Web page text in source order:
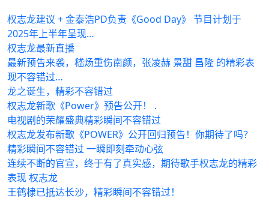
权志龙建议 + 金泰浩PD负责《Good Day》 节目计划于
2025年上半年呈现…
权志龙最新直播
最新预告来袭，嵇炀重伤南颜，张凌赫 景甜 昌隆 的精彩表
现不容错过…
龙之诞生，精彩不容错过
权志龙新歌《Power》预告公开！ .
电视剧的荣耀盛典精彩瞬间不容错过
权志龙发布新歌《POWER》公开回归预告！你期待了吗？
精彩瞬间不容错过 一瞬即刻牵动心弦
连续不断的官宣，终于有了真实感，期待歌手权志龙的精彩
表现 权志龙
王鹤棣已抵达长沙，精彩瞬间不容错过！